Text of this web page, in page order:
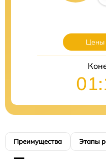
Цены
Преимущества Этапы